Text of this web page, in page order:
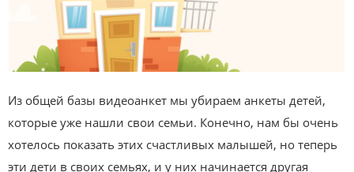
Из общей базы видеоанкет мы убираем анкеты детей,
которые уже нашли свои семьи. Конечно, нам бы очень
хотелось показать этих счастливых малышей, но теперь
эти дети в своих семьях, и у них начинается другая